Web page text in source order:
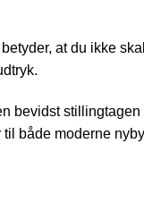
at du ikke
bevidst stillingtagen
både moderne